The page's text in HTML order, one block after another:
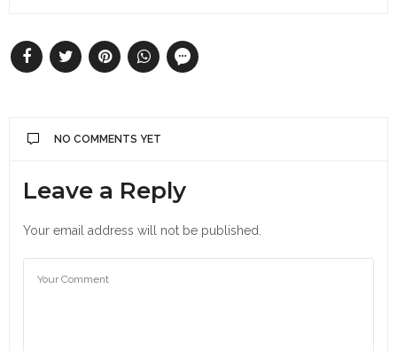
NO COMMENTS YET
Leave a Reply
Your email address will not be published.